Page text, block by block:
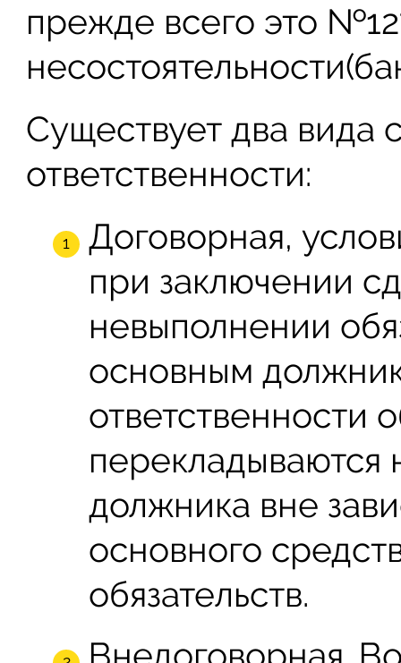
прежде всего это
Существует два вида
ответственности:
Договорная,
при заключении
невыполнении
основным
ответственности
перекладываются
должника вне
основного
обязательств.